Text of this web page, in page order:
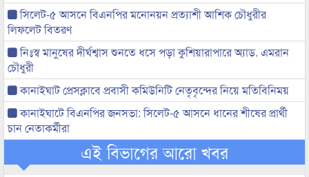
সিলেট-৫ আসনে বিএনপির মনোনয়ন প্রত্যাশী আশিক চৌধুরীর
লিফলেট বিতরণ
নিঃস্ব মানুষের দীর্ঘশ্বাস শুনতে ধসে পড়া কুশিয়ারাপারে অ্যাড. এমরান
চৌধুরী
কানাইঘাট প্রেসক্লাবে প্রবাসী কমিউনিটি নেতৃবৃন্দের নিয়ে মতিবিনিময়
কানাইঘাটে বিএনপির জনসভা: সিলেট-৫ আসনে ধানের শীষের প্রার্থী
চান নেতাকর্মীরা
এই বিভাগের আরো খবর